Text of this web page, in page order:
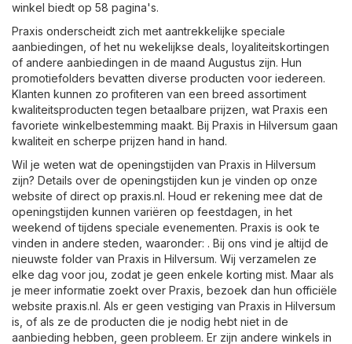
winkel biedt op 58 pagina's.
Praxis onderscheidt zich met aantrekkelijke speciale
aanbiedingen, of het nu wekelijkse deals, loyaliteitskortingen
of andere aanbiedingen in de maand Augustus zijn. Hun
promotiefolders bevatten diverse producten voor iedereen.
Klanten kunnen zo profiteren van een breed assortiment
kwaliteitsproducten tegen betaalbare prijzen, wat Praxis een
favoriete winkelbestemming maakt. Bij Praxis in Hilversum gaan
kwaliteit en scherpe prijzen hand in hand.
Wil je weten wat de openingstijden van Praxis in Hilversum
zijn? Details over de openingstijden kun je vinden op onze
website of direct op praxis.nl. Houd er rekening mee dat de
openingstijden kunnen variëren op feestdagen, in het
weekend of tijdens speciale evenementen. Praxis is ook te
vinden in andere steden, waaronder: . Bij ons vind je altijd de
nieuwste folder van Praxis in Hilversum. Wij verzamelen ze
elke dag voor jou, zodat je geen enkele korting mist. Maar als
je meer informatie zoekt over Praxis, bezoek dan hun officiële
website praxis.nl. Als er geen vestiging van Praxis in Hilversum
is, of als ze de producten die je nodig hebt niet in de
aanbieding hebben, geen probleem. Er zijn andere winkels in